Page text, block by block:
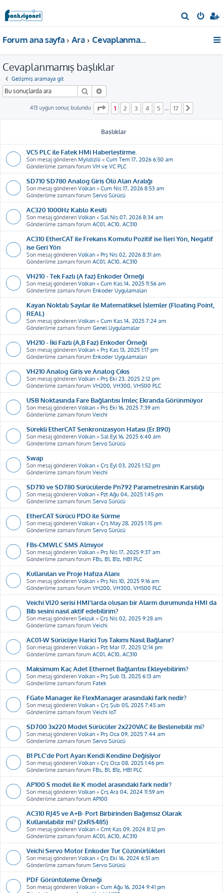
r
Forum ana sayfa Ara Cevaplanmamış başlıklar
Cevaplanmamış başlıklar
Gelişmiş aramaya git
Ara
413 uygun sonuç bulundu . sayfa (Toplam 17 sayfa)
1 2 3 4 5 17
Başlıklar
VC5 PLC ile Fatek HMi Haberleştirme.
Son mesaj gönderen Myildizili « Cum Tem 17, 2026 6:50 am
Gönderilme zamanı forum VH ve VC PLC
SD710 SD780 Analog Giriş Ölü Alan Aralığı
Son mesaj gönderen Volkan « Cum Nis 17, 2026 8:53 am
Gönderilme zamanı forum Servo Sürücü
AC320 1000Hz Kablo Kesiti
Son mesaj gönderen Volkan « Sal Nis 07, 2026 8:34 am
Gönderilme zamanı forum AC01, AC10, AC310
AC310 EtherCAT ile Frekans Komutu Pozitif ise İleri Yön, Negatif
ise Geri Yön
Son mesaj gönderen Volkan « Prş Nis 02, 2026 8:31 am
Gönderilme zamanı forum AC01, AC10, AC310
VH210 - Tek Fazlı (A faz) Enkoder Örneği
Son mesaj gönderen Volkan « Cum Kas 14, 2025 11:56 am
Gönderilme zamanı forum Enkoder Uygulamaları
Kayan Noktalı Sayılar ile Matematiksel İşlemler (Floating Point,
REAL)
Son mesaj gönderen Volkan « Cum Kas 14, 2025 7:24 am
Gönderilme zamanı forum Genel Uygulamalar
VH210 - İki Fazlı (A,B Faz) Enkoder Örneği
Son mesaj gönderen Volkan « Prş Kas 13, 2025 1:17 pm
Gönderilme zamanı forum Enkoder Uygulamaları
VH210 Analog Giriş ve Analog Çıkış
Son mesaj gönderen Volkan « Prş Eki 23, 2025 2:12 pm
Gönderilme zamanı forum VH200, VH300, VH500 PLC
USB Noktasında Fare Bağlantısı İmleç Ekranda Görünmüyor
Son mesaj gönderen Volkan « Prş Eki 16, 2025 7:39 am
Gönderilme zamanı forum Veichi
Sürekli EtherCAT Senkronizasyon Hatası (Er.B90)
Son mesaj gönderen Volkan « Sal Eyl 16, 2025 6:40 am
Gönderilme zamanı forum Servo Sürücü
Swap
Son mesaj gönderen Volkan « Çrş Eyl 03, 2025 1:52 pm
Gönderilme zamanı forum Veichi
SD710 ve SD780 Sürücülerde Pn792 Parametresinin Karşılığı
Son mesaj gönderen Volkan « Pzt Ağu 04, 2025 1:45 pm
Gönderilme zamanı forum Servo Sürücü
EtherCAT Sürücü PDO ile Sürme
Son mesaj gönderen Volkan « Çrş May 28, 2025 1:15 pm
Gönderilme zamanı forum Servo Sürücü
FBs-CMWLC SMS Almıyor
Son mesaj gönderen Volkan « Prş Nis 17, 2025 9:37 am
Gönderilme zamanı forum FBs, B1, B1z, HB1 PLC
Kullanılan ve Proje Hafıza Alanı
Son mesaj gönderen Volkan « Prş Nis 10, 2025 9:16 am
Gönderilme zamanı forum VH200, VH300, VH500 PLC
Veichi VI20 serisi HMI'larda oluşan bir Alarm durumunda HMI da
Bib sesini nasıl aktif edebilirim?
Son mesaj gönderen Selçuk « Çrş Nis 02, 2025 9:28 am
Gönderilme zamanı forum Veichi
AC01-W Sürücüye Harici Tuş Takımı Nasıl Bağlanır?
Son mesaj gönderen Volkan « Pzt Mar 17, 2025 12:14 pm
Gönderilme zamanı forum AC01, AC10, AC310
Maksimum Kaç Adet Ethernet Bağlantısı Ekleyebilirim?
Son mesaj gönderen Volkan « Prş Şub 13, 2025 6:13 am
Gönderilme zamanı forum Fatek
FGate Manager ile FlexManager arasındaki fark nedir?
Son mesaj gönderen Volkan « Çrş Şub 05, 2025 7:45 am
Gönderilme zamanı forum Veichi IoT
SD700 3x220 Model Sürücüler 2x220VAC ile Beslenebilir mi?
Son mesaj gönderen Volkan « Prş Oca 09, 2025 7:44 am
Gönderilme zamanı forum Servo Sürücü
B1 PLC'de Port Ayarı Kendi Kendine Değişiyor
Son mesaj gönderen Volkan « Çrş Oca 08, 2025 1:46 pm
Gönderilme zamanı forum FBs, B1, B1z, HB1 PLC
AP100 S model ile K model arasındaki fark nedir?
Son mesaj gönderen Volkan « Çrş Ara 04, 2024 11:59 am
Gönderilme zamanı forum AP100
AC310 RJ45 ve A+B- Port Birbirinden Bağımsız Olarak
Kullanılabilir mi? (2xRS485)
Son mesaj gönderen Volkan « Cmt Kas 09, 2024 8:12 pm
Gönderilme zamanı forum AC01, AC10, AC310
Veichi Servo Motor Enkoder Tur Çözünürlükleri
Son mesaj gönderen Volkan « Çrş Eki 16, 2024 6:51 am
Gönderilme zamanı forum Servo Sürücü
PDF Görüntüleme Örneği
Son mesaj gönderen Volkan « Cum Ağu 16, 2024 9:41 pm